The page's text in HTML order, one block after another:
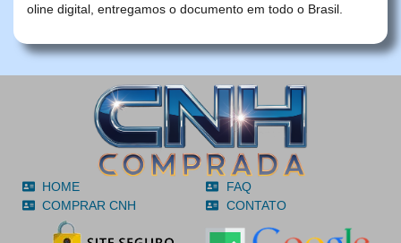
oline digital, entregamos o documento em todo o Brasil.
HOME
COMPRAR CNH
FAQ
CONTATO